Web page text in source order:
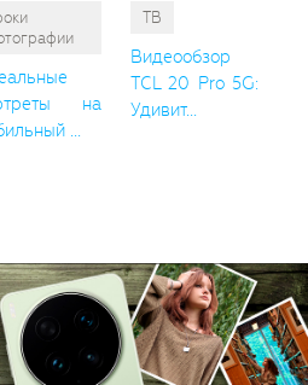
на
...
ТВ
Видеообзор
TCL 20 Pro 5G:
Удивит...